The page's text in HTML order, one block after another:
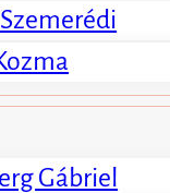
Gábriel